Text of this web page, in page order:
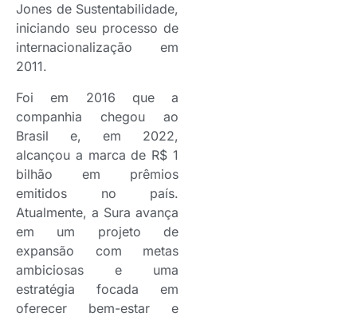
Jones de Sustentabilidade,
iniciando seu processo de
internacionalização em
2011.
Foi em 2016 que a
companhia chegou ao
Brasil e, em 2022,
alcançou a marca de R$ 1
bilhão em prêmios
emitidos no país.
Atualmente, a Sura avança
em um projeto de
expansão com metas
ambiciosas e uma
estratégia focada em
oferecer bem-estar e